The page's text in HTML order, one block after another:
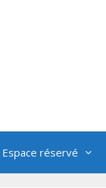
Espace réservé